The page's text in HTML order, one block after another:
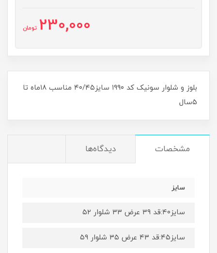
230,000 تومان
بلوز و شلوار سونیک کد ۱۹۹۰ سایز۴۰/۴۵ مناسب ۱۸ماه تا
۵سال
مشخصات دیدگاه‌ها
سایز
سایز۴۰:قد ۳۹ عرض ۳۳ شلوار ۵۲
سایز۴۵:قد ۴۳ عرض ۳۵ شلوار ۵۹